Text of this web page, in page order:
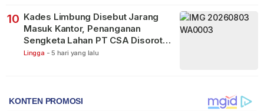
10 Kades Limbung Disebut Jarang
Masuk Kantor, Penanganan
Sengketa Lahan PT CSA Disorot
Warga
Lingga - 5 hari yang lalu